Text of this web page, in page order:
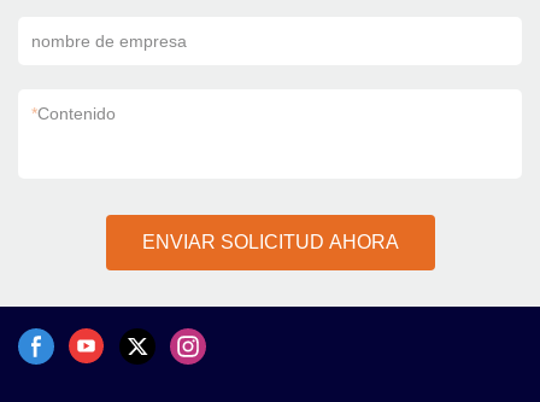
nombre de empresa
*Contenido
ENVIAR SOLICITUD AHORA